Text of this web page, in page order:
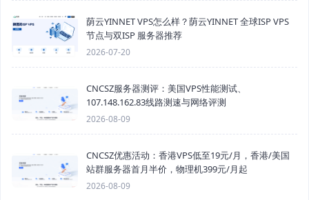
荫云YINNET VPS怎么样？荫云YINNET 全球ISP VPS
节点与双ISP 服务器推荐
2026-07-20
CNCSZ服务器测评：美国VPS性能测试、
107.148.162.83线路测速与网络评测
2026-08-09
CNCSZ优惠活动：香港VPS低至19元/月，香港/美国
站群服务器首月半价，物理机399元/月起
2026-08-09